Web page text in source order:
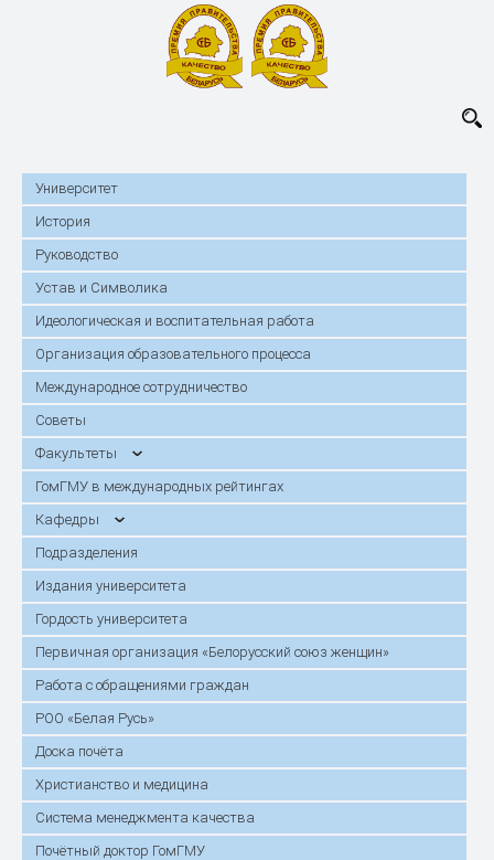
Университет
История
Руководство
Устав и Символика
Идеологическая и воспитательная работа
Организация образовательного процесса
Международное сотрудничество
Советы
Факультеты
ГомГМУ в международных рейтингах
Кафедры
Подразделения
Издания университета
Гордость университета
Первичная организация «Белорусский союз женщин»
Работа с обращениями граждан
РОО «Белая Русь»
Доска почёта
Христианство и медицина
Система менеджмента качества
Почётный доктор ГомГМУ